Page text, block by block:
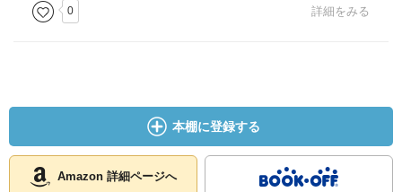
0 詳細をみる
本棚に登録する
Amazon 詳細ページへ